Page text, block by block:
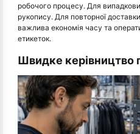
робочого процесу. Для
рукопису. Для повторної
важлива економія часу та
етикеток.
Швидке керівництво